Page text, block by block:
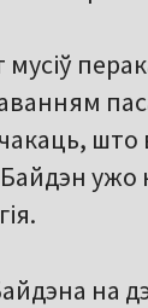
мусіў
што
ужо
на